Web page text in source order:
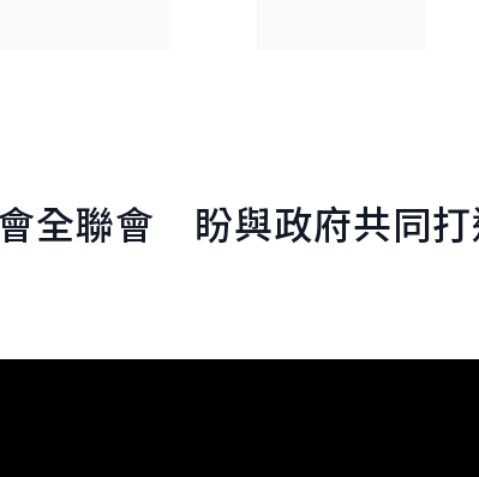
全聯會 盼與政府共同